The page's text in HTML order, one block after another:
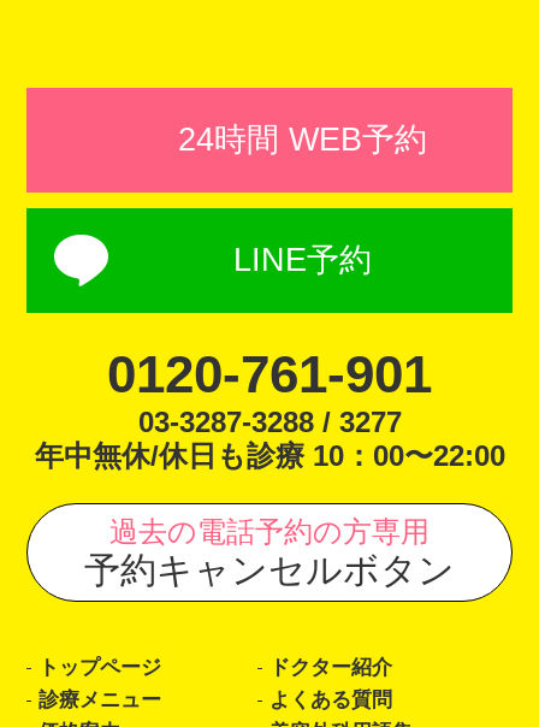
24時間 WEB予約
LINE予約
0120-761-901
03-3287-3288 / 3277
年中無休/休日も診療 10：00〜22:00
過去の電話予約の方専用
予約キャンセルボタン
トップページ
ドクター紹介
診療メニュー
よくある質問